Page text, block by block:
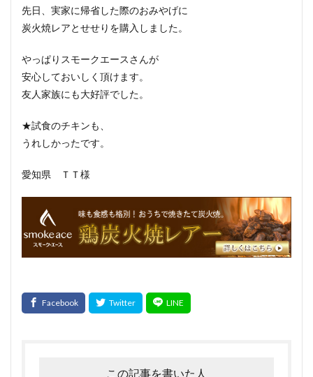
先日、実家に帰省した際のおみやげに
炭火焼レアとせせりを購入しました。
やっぱりスモークエースさんが
安心しておいしく頂けます。
友人家族にも大好評でした。
★試食のチキンも、
うれしかったです。
愛知県 ＴＴ様
この記事を書いた人